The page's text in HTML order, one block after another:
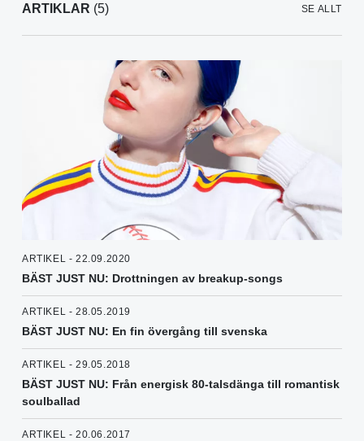
ARTIKLAR (5) SE ALLT
ARTIKEL - 22.09.2020
BÄST JUST NU: Drottningen av breakup-songs
ARTIKEL - 28.05.2019
BÄST JUST NU: En fin övergång till svenska
ARTIKEL - 29.05.2018
BÄST JUST NU: Från energisk 80-talsdänga till romantisk
soulballad
ARTIKEL - 20.06.2017